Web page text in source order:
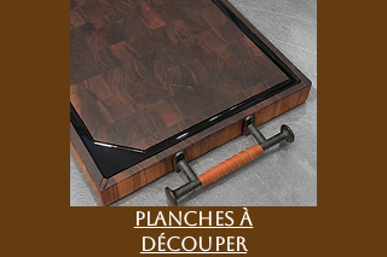
Planches à
découper